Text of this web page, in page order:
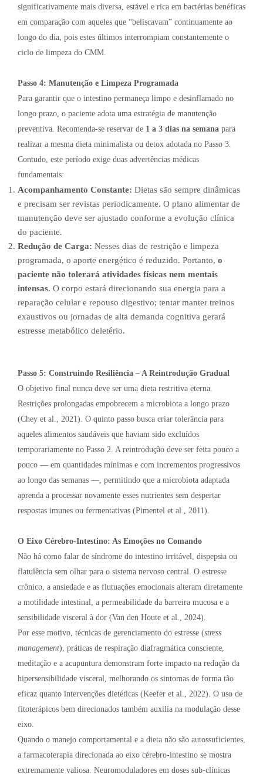
significativamente mais diversa, estável e rica em bactérias benéficas
em comparação com aqueles que “beliscavam” continuamente ao
longo do dia, pois estes últimos interrompiam constantemente o
ciclo de limpeza do CMM.
Passo 4: Manutenção e Limpeza Programada
Para garantir que o intestino permaneça limpo e desinflamado no
longo prazo, o paciente adota uma estratégia de manutenção
preventiva. Recomenda-se reservar de 1 a 3 dias na semana para
realizar a mesma dieta minimalista ou detox adotada no Passo 3.
Contudo, este período exige duas advertências médicas
fundamentais:
Acompanhamento Constante: Dietas são sempre dinâmicas
e precisam ser revistas periodicamente. O plano alimentar de
manutenção deve ser ajustado conforme a evolução clínica
do paciente.
Redução de Carga: Nesses dias de restrição e limpeza
programada, o aporte energético é reduzido. Portanto, o
paciente não tolerará atividades físicas nem mentais
intensas. O corpo estará direcionando sua energia para a
reparação celular e repouso digestivo; tentar manter treinos
exaustivos ou jornadas de alta demanda cognitiva gerará
estresse metabólico deletério.
Passo 5: Construindo Resiliência – A Reintrodução Gradual
O objetivo final nunca deve ser uma dieta restritiva eterna.
Restrições prolongadas empobrecem a microbiota a longo prazo
(Chey et al., 2021). O quinto passo busca criar tolerância para
aqueles alimentos saudáveis que haviam sido excluídos
temporariamente no Passo 2. A reintrodução deve ser feita pouco a
pouco — em quantidades mínimas e com incrementos progressivos
ao longo das semanas —, permitindo que a microbiota adaptada
aprenda a processar novamente esses nutrientes sem despertar
respostas imunes ou fermentativas (Pimentel et al., 2011).
O Eixo Cérebro-Intestino: As Emoções no Comando
Não há como falar de síndrome do intestino irritável, dispepsia ou
flatulência sem olhar para o sistema nervoso central. O estresse
crônico, a ansiedade e as flutuações emocionais alteram diretamente
a motilidade intestinal, a permeabilidade da barreira mucosa e a
sensibilidade visceral à dor (Van den Houte et al., 2024).
Por esse motivo, técnicas de gerenciamento do estresse (stress
management), práticas de respiração diafragmática consciente,
meditação e a acupuntura demonstram forte impacto na redução da
hipersensibilidade visceral, melhorando os sintomas de forma tão
eficaz quanto intervenções dietéticas (Keefer et al., 2022). O uso de
fitoterápicos bem direcionados também auxilia na modulação desse
eixo.
Quando o manejo comportamental e a dieta não são autossuficientes,
a farmacoterapia direcionada ao eixo cérebro-intestino se mostra
extremamente valiosa. Neuromoduladores em doses sub-clínicas